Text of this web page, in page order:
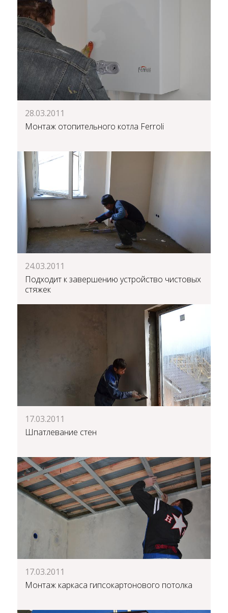
28.03.2011
Монтаж отопительного котла Ferroli
24.03.2011
Подходит к завершению устройство чистовых
стяжек
17.03.2011
Шпатлевание стен
17.03.2011
Монтаж каркаса гипсокартонового потолка